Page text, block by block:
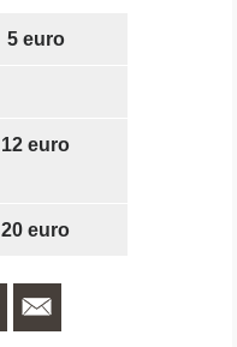
5 euro
12 euro
20 euro